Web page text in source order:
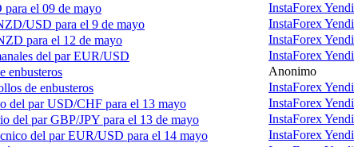
el 09 de mayo
InstaForex Yendi
USD para el 9 de mayo
InstaForex Yendi
para el 12 de mayo
InstaForex Yendi
del par EUR/USD
InstaForex Yendi
enbusteros
Anonimo
de enbusteros
InstaForex Yendi
del par USD/CHF para el 13 mayo
InstaForex Yendi
del par GBP/JPY para el 13 de mayo
InstaForex Yendi
del par EUR/USD para el 14 mayo
InstaForex Yendi